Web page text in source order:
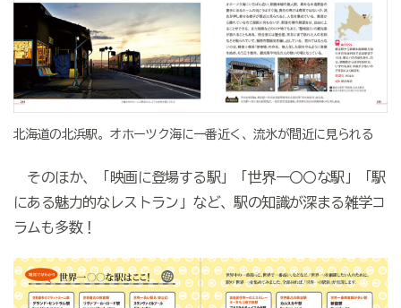
北海道の北浜駅。オホーツク海に一番近く、流氷が間近に見られる
そのほか、「映画に登場する駅」「世界一〇〇な駅」「駅
にある魅力的なレストラン」など、駅の知識が深まる雑学コ
ラムも多数！